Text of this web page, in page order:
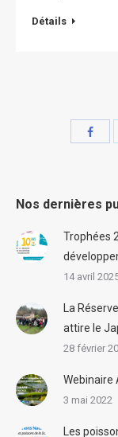
Détails
Share
Nos dernières
Trophées
14 avril
La
attire le
28 février
Webinaire
3 mai 2022
Les